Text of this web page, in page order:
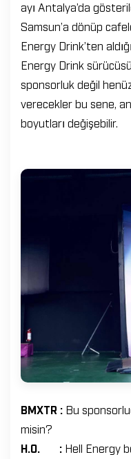
ayı Antalya’da
Samsun’a dönüp
Energy Drink’ten
Energy Drink
sponsorluk değil
verecekler bu sene,
boyutları değişebilir.
BMXTR : Bu
misin?
H.O. : Hell Energy